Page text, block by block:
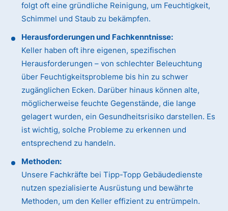
folgt oft eine gründliche Reinigung, um Feuchtigkeit,
Schimmel und Staub zu bekämpfen.
Herausforderungen und Fachkenntnisse:
Keller haben oft ihre eigenen, spezifischen
Herausforderungen – von schlechter Beleuchtung
über Feuchtigkeitsprobleme bis hin zu schwer
zugänglichen Ecken. Darüber hinaus können alte,
möglicherweise feuchte Gegenstände, die lange
gelagert wurden, ein Gesundheitsrisiko darstellen. Es
ist wichtig, solche Probleme zu erkennen und
entsprechend zu handeln.
Methoden:
Unsere Fachkräfte bei Tipp-Topp Gebäudedienste
nutzen spezialisierte Ausrüstung und bewährte
Methoden, um den Keller effizient zu entrümpeln.